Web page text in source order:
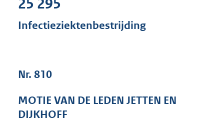
s
e
25 295
Infectieziektenbestrijding
Nr. 810
MOTIE VAN DE LEDEN JETTEN EN
DIJKHOFF